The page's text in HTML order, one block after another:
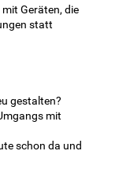
Geräten, die
statt
gestalten?
mit
schon da und